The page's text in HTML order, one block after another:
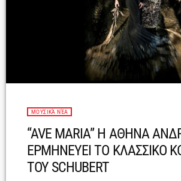
ΜΟΥΣΙΚΆ ΝΈΑ
“AVE MARIA” Η ΑΘΗΝΑ
ΕΡΜΗΝΕΥΕΙ ΤΟ ΚΛΑΣΣΙΚΟ
ΤΟΥ SCHUBERT